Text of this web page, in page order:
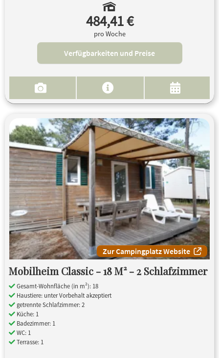
484,41 €
pro Woche
Verfügbarkeiten und Preise
Zur Campingplatz Website
Mobilheim Classic - 18 M² - 2 Schlafzimmer
Gesamt-Wohnfläche (in m²): 18
Haustiere: unter Vorbehalt akzeptiert
getrennte Schlafzimmer: 2
Küche: 1
Badezimmer: 1
WC: 1
Terrasse: 1